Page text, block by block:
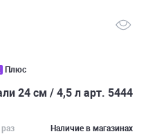
Плюс
24 см / 4,5 л арт. 5444
Наличие в магазинах